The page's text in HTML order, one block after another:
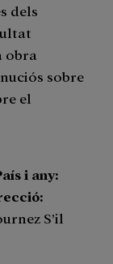
dels
obra
sobre
el
i any:
S’il